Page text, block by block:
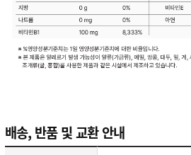
배송, 반품 및 교환 안내